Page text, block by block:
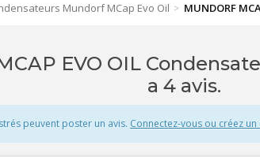
Mundorf MCap Evo Oil > MUNDORF
EVO OIL
a 4 avis.
peuvent poster un avis. Connectez-vous ou créez